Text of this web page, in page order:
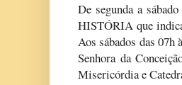
De segunda a
HISTÓRIA que
Aos sábados das
Senhora da
Misericórdia e